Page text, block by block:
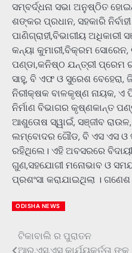
ସମ୍ବର୍ଦ୍ଧନା ସଭା ଅନୁଷ୍ଠିତ
ଶଙ୍କର ପ୍ରଧାନ, ସହକାରି
ପାଣିଗ୍ରାହୀ,ବିଭାଗୀୟ
କନ୍ୟା କୁମାରୀ,ବିକ୍ରମ ସୋରେନ,
ପଣ୍ଡା,କନିଷ୍ଠ ଯନ୍ତ୍ରୀ ପ୍ରେମ
ସାହୁ, ବି ଏଫ ଓ ସୁରେଶ
ନିରୀକ୍ଷକ ବାଳକୃଷ୍ଣ ନାୟକ, ଏ
ନିର୍ମାଣ ବିଭାଗର କୃଷ୍ଣକାନ୍ତ
ଆଶୁତୋଷ ସ୍ୱାଇଁ, ସଞ୍ଜୀବ
ଲମ୍ବୋଦର ଗୌଡ, ବି ଏସ ଏସ
ରହିଥିଲେ। ଏହି ଅବସରରେ
ଗୁଣ,ସହଯୋଗୀ ମନୋଭାବ ଓ
ପ୍ରଶଂସା କରାଯାଇଥିଲା । ଗଣେଶ
ODISHA NEWS
Post
ଟିକାବାଲି ର ପୁରାତନ
ଆର.ଏସ.ଏସ କାର୍ଯ୍ୟକର୍ତ୍ତା ଙ୍କ